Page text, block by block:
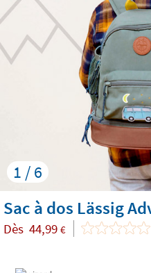
1 / 6
Sac à dos Lässig
Dès 44,99 €